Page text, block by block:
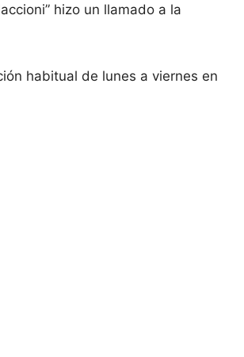
hizo un llamado a la
habitual de lunes a viernes en